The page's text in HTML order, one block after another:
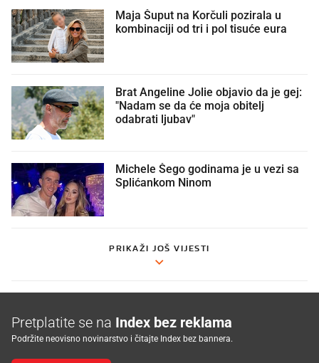
Maja Šuput na Korčuli pozirala u
kombinaciji od tri i pol tisuće eura
Brat Angeline Jolie objavio da je gej:
"Nadam se da će moja obitelj
odabrati ljubav"
Michele Šego godinama je u vezi sa
Splićankom Ninom
PRIKAŽI JOŠ VIJESTI
Pretplatite se na Index bez reklama
Podržite neovisno novinarstvo i čitajte Index bez bannera.